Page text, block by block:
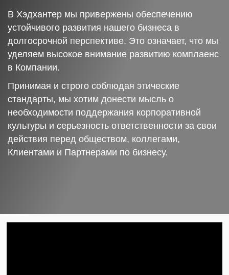
В Хэдхантер мы привержены обеспечению
устойчивого развития нашего бизнеса в
долгосрочной перспективе. Это означает, что мы
уделяем высокое внимание развитию комплаенс
в Компании.
Принимая и строго соблюдая этические
стандарты, мы хотим донести мысль о
необходимости поддержания корпоративной
культуры и серьезность ответственности за свои
действия перед обществом, коллегами,
Клиентами и Партнерами по бизнесу.